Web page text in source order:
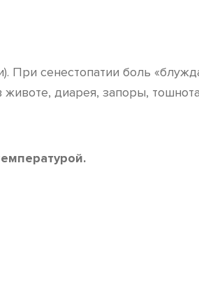
При сенестопатии боль
диарея, запоры,